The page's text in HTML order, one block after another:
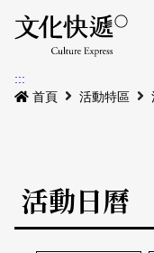
最新公告
本期專題
活動特區
:::
首頁
活動特區
活動日曆